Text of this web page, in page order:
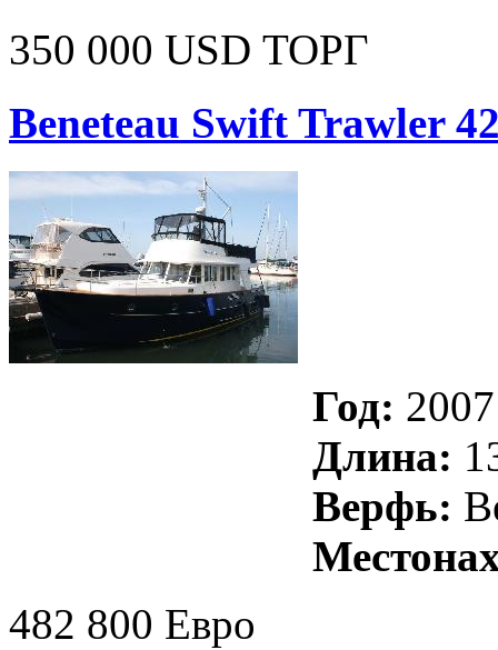
350 000 USD ТОРГ
Beneteau Swift Trawler
Год: 2007
Длина:
Верфь:
482 800 Евро